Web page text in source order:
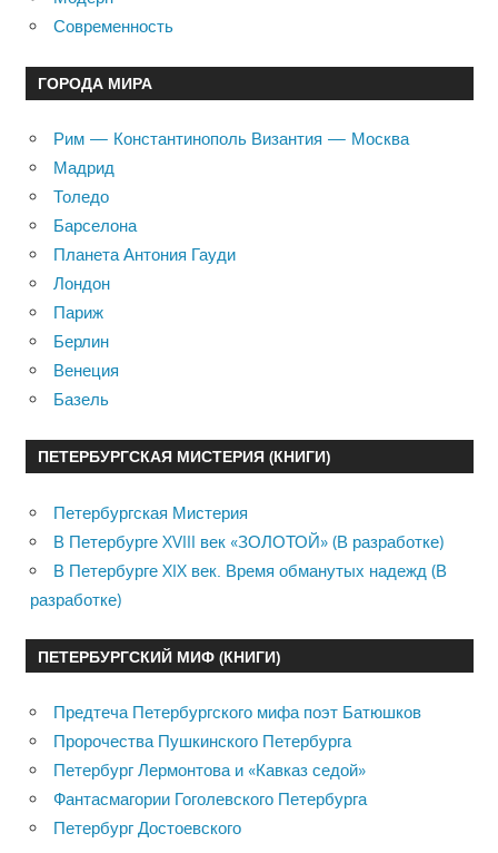
Современность
ГОРОДА МИРА
Рим — Константинополь Византия — Москва
Мадрид
Толедо
Барселона
Планета Антония Гауди
Лондон
Париж
Берлин
Венеция
Базель
ПЕТЕРБУРГСКАЯ МИСТЕРИЯ (КНИГИ)
Петербургская Мистерия
В Петербурге XVIII век «ЗОЛОТОЙ» (В разработке)
В Петербурге XIX век. Время обманутых надежд (В
разработке)
ПЕТЕРБУРГСКИЙ МИФ (КНИГИ)
Предтеча Петербургского мифа поэт Батюшков
Пророчества Пушкинского Петербурга
Петербург Лермонтова и «Кавказ седой»
Фантасмагории Гоголевского Петербурга
Петербург Достоевского